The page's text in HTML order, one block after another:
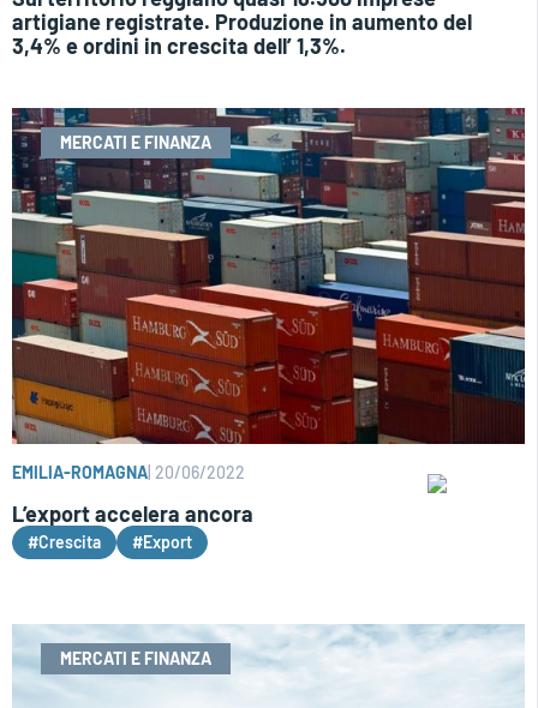
artigiane registrate. Produzione in aumento del
3,4% e ordini in crescita dell’ 1,3%.
MERCATI E FINANZA
EMILIA-ROMAGNA 20/06/2022
L’export accelera ancora
#Crescita #Export
MERCATI E FINANZA